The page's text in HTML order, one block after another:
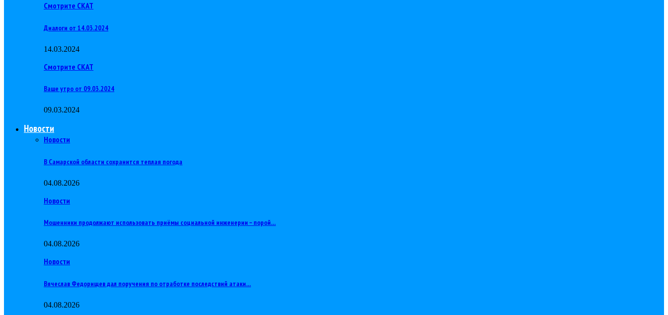
Смотрите СКАТ
Диалоги от 14.03.2024
14.03.2024
Смотрите СКАТ
Ваше утро от 09.03.2024
09.03.2024
Новости
Новости
В Самарской области сохранится теплая погода
04.08.2026
Новости
Мошенники продолжают использовать приёмы социальной инженерии – порой…
04.08.2026
Новости
Вячеслав Федорищев дал поручения по отработке последствий атаки…
04.08.2026